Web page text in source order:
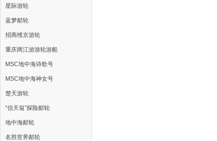
星际游轮
蓝梦邮轮
招商维京游轮
重庆两江游游轮游船
MSC地中海诗歌号
MSC地中海神女号
楚天游轮
“信天翁”探险邮轮
地中海邮轮
名胜世界邮轮